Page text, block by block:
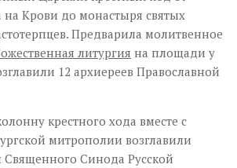
Крови до монастыря святых
Предварила молитвенное
литургия на площади у
12 архиереев Православной
крестного хода вместе с
митрополии возглавили
Синода Русской